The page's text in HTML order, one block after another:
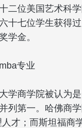
二位美国艺术科
十七位学生获得
学金。
专业
学商学院被认为
列第一。哈佛商
才；而斯坦福商